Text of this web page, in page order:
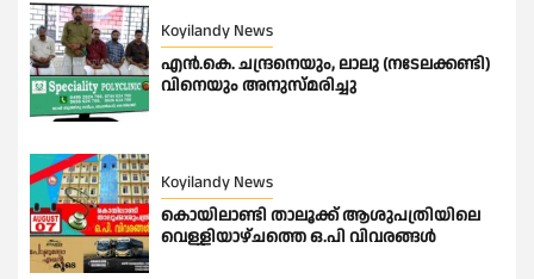
Koyilandy News
എൻ.കെ. ചന്ദ്രനെയും, ലാലു (നടേലക്കണ്ടി)
വിനെയും അനുസ്മരിച്ചു
Koyilandy News
കൊയിലാണ്ടി താലൂക്ക് ആശുപത്രിയിലെ
വെള്ളിയാഴ്ചത്തെ ഒ.പി വിവരങ്ങൾ